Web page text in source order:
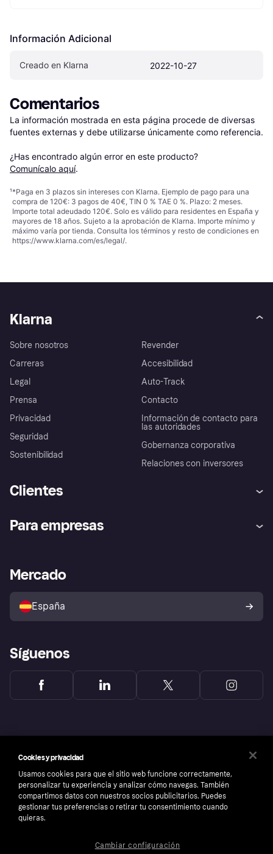
Información Adicional
Creado en Klarna 2022-10-27
Comentarios
La información mostrada en esta página procede de diversas
fuentes externas y debe utilizarse únicamente como referencia.
¿Has encontrado algún error en este producto?
Comunícalo aquí.
¹*Paga en 3 plazos sin intereses con Klarna. Ejemplo de pago para una
compra de 120€: 3 pagos de 40€, TIN 0 % TAE 0 %. Plazo: 2 meses.
Importe total adeudado 120€. Solo es válido para residentes en España y
mayores de 18 años. Sujeto a la aprobación de Klarna. Importe mínimo y
máximo varía por tienda. Consulta los términos y resto de condiciones en
https://www.klarna.com/es/legal/.
Klarna
Sobre nosotros
Carreras
Legal
Prensa
Privacidad
Seguridad
Sostenibilidad
Revender
Accesibilidad
Auto-Track
Contacto
Información de contacto para
las autoridades
Gobernanza corporativa
Relaciones con inversores
Clientes
Inicio de sesión
Directorio de tiendas
Política de protección al
comprador de Klarna
Reclamaciones
Para empresas
Acceso empresas
Mercado
España
Síguenos
Copyright © 2005-2026 Klarna Bank AB (publ). Sede central: Stockholm, Sweden. Todos
los derechos reservados. Klarna Bank AB (publ). Sveavägen 46, 111 34 Stockholm.
Cookies y privacidad
Usamos cookies para que el sitio web funcione correctamente,
personalizar tu experiencia y analizar cómo navegas. También
compartimos datos con nuestros socios publicitarios. Puedes
gestionar tus preferencias o retirar tu consentimiento cuando
quieras.
Cambiar configuración